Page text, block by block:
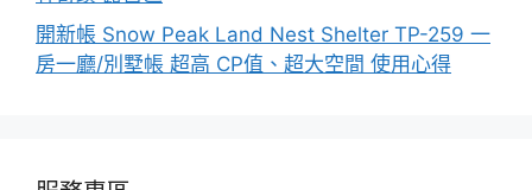
開新帳 Snow Peak Land Nest Shelter TP-259 一
房一廳/別墅帳 超高 CP值、超大空間 使用心得